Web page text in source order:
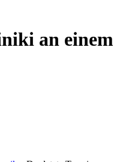
an einem